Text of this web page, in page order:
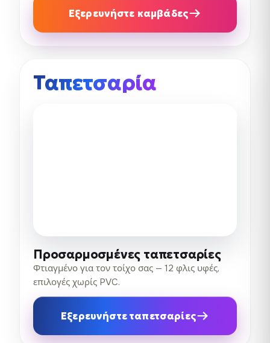
Εξερευνήστε καμβάδες
Ταπετσαρία
Προσαρμοσμένες ταπετσαρίες
Φτιαγμένο για τον τοίχο σας — 12 φλις υφές,
επιλογές χωρίς PVC.
Εξερευνήστε ταπετσαρίες